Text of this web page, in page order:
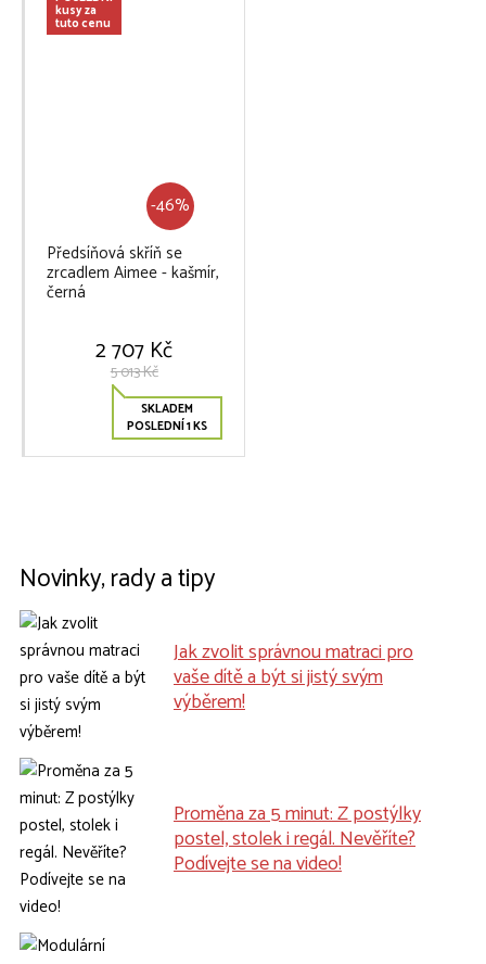
kusy za
tuto cenu
-46%
Předsíňová skříň se
zrcadlem Aimee - kašmír,
černá
2 707 Kč
5 013 Kč
SKLADEM
POSLEDNÍ 1 KS
Novinky, rady a tipy
Jak zvolit správnou matraci pro
vaše dítě a být si jistý svým
výběrem!
Proměna za 5 minut: Z postýlky
postel, stolek i regál. Nevěříte?
Podívejte se na video!